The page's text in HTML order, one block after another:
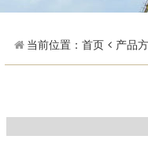
当前位置： 首页 产品